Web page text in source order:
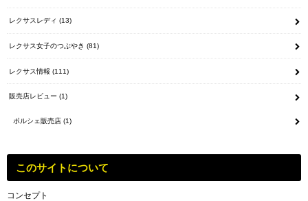
レクサスレディ(13)
レクサス女子のつぶやき(81)
レクサス情報(111)
販売店レビュー(1)
ポルシェ販売店 (1)
このサイトについて
コンセプト